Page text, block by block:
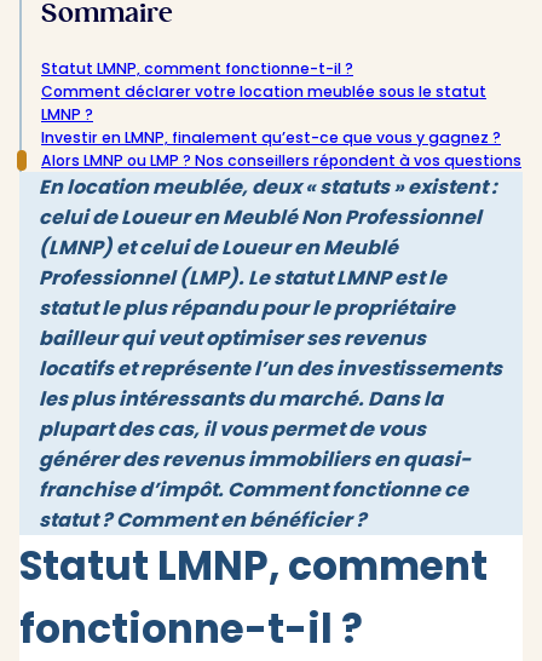
Sommaire
Statut LMNP, comment fonctionne-t-il ?
Comment déclarer votre location meublée sous le statut
LMNP ?
Investir en LMNP, finalement qu’est-ce que vous y gagnez ?
Alors LMNP ou LMP ? Nos conseillers répondent à vos questions
En location meublée, deux « statuts » existent :
celui de Loueur en Meublé Non Professionnel
(LMNP) et celui de Loueur en Meublé
Professionnel (LMP). Lestatut LMNPest le
statut le plus répandu pour le propriétaire
bailleur qui veut optimiser ses revenus
locatifs et représente l’un des investissements
les plus intéressants du marché. Dans la
plupart des cas, il vous permet de vous
générer des revenus immobiliers en quasi-
franchise d’impôt. Comment fonctionne ce
statut ? Comment en bénéficier ?
Statut LMNP, comment
fonctionne-t-il ?